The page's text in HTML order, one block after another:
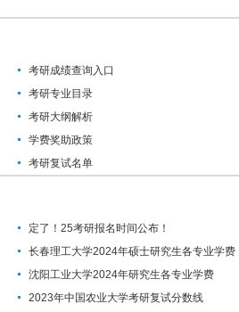
考研成绩查询入口
考研专业目录
考研大纲解析
学费奖助政策
考研复试名单
定了！25考研报名时间公布！
长春理工大学2024年硕士研究生各专业学费
沈阳工业大学2024年研究生各专业学费
2023年中国农业大学考研复试分数线